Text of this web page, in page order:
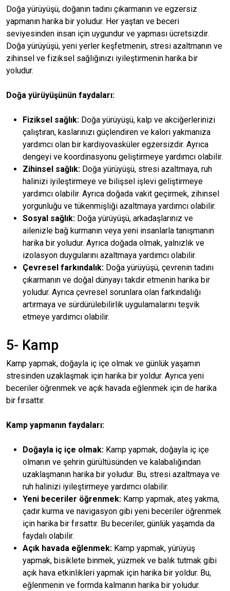
Doğa yürüyüşü, doğanın tadını çıkarmanın ve egzersiz
yapmanın harika bir yoludur. Her yaştan ve beceri
seviyesinden insan için uygundur ve yapması ücretsizdir.
Doğa yürüyüşü, yeni yerler keşfetmenin, stresi azaltmanın ve
zihinsel ve fiziksel sağlığınızı iyileştirmenin harika bir
yoludur.
Doğa yürüyüşünün faydaları:
Fiziksel sağlık: Doğa yürüyüşü, kalp ve akciğerlerinizi
çalıştıran, kaslarınızı güçlendiren ve kalori yakmanıza
yardımcı olan bir kardiyovasküler egzersizdir. Ayrıca
dengeyi ve koordinasyonu geliştirmeye yardımcı olabilir.
Zihinsel sağlık: Doğa yürüyüşü, stresi azaltmaya, ruh
halinizi iyileştirmeye ve bilişsel işlevi geliştirmeye
yardımcı olabilir. Ayrıca doğada vakit geçirmek, zihinsel
yorgunluğu ve tükenmişliği azaltmaya yardımcı olabilir.
Sosyal sağlık: Doğa yürüyüşü, arkadaşlarınız ve
ailenizle bağ kurmanın veya yeni insanlarla tanışmanın
harika bir yoludur. Ayrıca doğada olmak, yalnızlık ve
izolasyon duygularını azaltmaya yardımcı olabilir.
Çevresel farkındalık: Doğa yürüyüşü, çevrenin tadını
çıkarmanın ve doğal dünyayı takdir etmenin harika bir
yoludur. Ayrıca çevresel sorunlara olan farkındalığı
artırmaya ve sürdürülebilirlik uygulamalarını teşvik
etmeye yardımcı olabilir.
5- Kamp
Kamp yapmak, doğayla iç içe olmak ve günlük yaşamın
stresinden uzaklaşmak için harika bir yoldur. Ayrıca yeni
beceriler öğrenmek ve açık havada eğlenmek için de harika
bir fırsattır.
Kamp yapmanın faydaları:
Doğayla iç içe olmak: Kamp yapmak, doğayla iç içe
olmanın ve şehrin gürültüsünden ve kalabalığından
uzaklaşmanın harika bir yoludur. Bu, stresi azaltmaya ve
ruh halinizi iyileştirmeye yardımcı olabilir.
Yeni beceriler öğrenmek: Kamp yapmak, ateş yakma,
çadır kurma ve navigasyon gibi yeni beceriler öğrenmek
için harika bir fırsattır. Bu beceriler, günlük yaşamda da
faydalı olabilir.
Açık havada eğlenmek: Kamp yapmak, yürüyüş
yapmak, bisiklete binmek, yüzmek ve balık tutmak gibi
açık hava etkinlikleri yapmak için harika bir yoldur. Bu,
eğlenmenin ve formda kalmanın harika bir yoludur.